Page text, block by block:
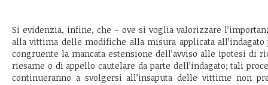
Si evidenzia, infine, che – ove si voglia valorizzare
alla vittima delle modifiche alla misura applicata all’indagato
congruente la mancata estensione dell’avviso alle ipotesi di
riesame o di appello cautelare da parte dell’indagato; tali
continueranno a svolgersi all’insaputa delle vittime non